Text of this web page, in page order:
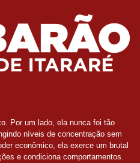
Por um lado, ela nunca foi tão
níveis de concentração sem
econômico, ela exerce um brutal
e condiciona comportamentos.